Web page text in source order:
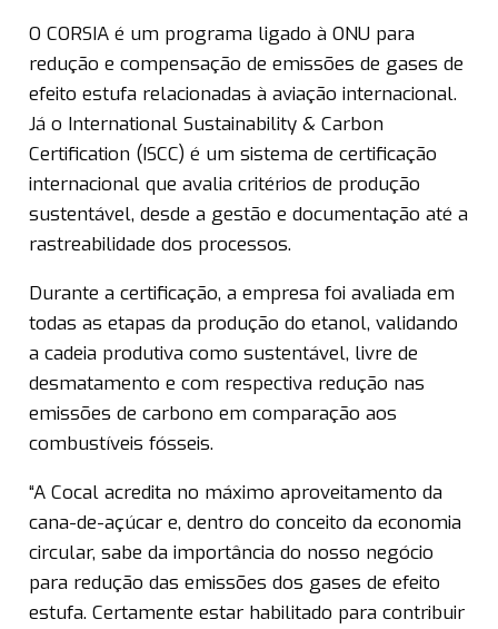
O CORSIA é um programa ligado à ONU para
redução e compensação de emissões de gases de
efeito estufa relacionadas à aviação internacional.
Já o International Sustainability & Carbon
Certification (ISCC) é um sistema de certificação
internacional que avalia critérios de produção
sustentável, desde a gestão e documentação até a
rastreabilidade dos processos.
Durante a certificação, a empresa foi avaliada em
todas as etapas da produção do etanol, validando
a cadeia produtiva como sustentável, livre de
desmatamento e com respectiva redução nas
emissões de carbono em comparação aos
combustíveis fósseis.
“A Cocal acredita no máximo aproveitamento da
cana-de-açúcar e, dentro do conceito da economia
circular, sabe da importância do nosso negócio
para redução das emissões dos gases de efeito
estufa. Certamente estar habilitado para contribuir